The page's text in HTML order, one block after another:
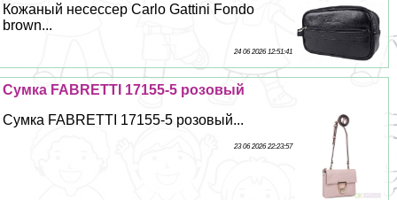
Кожаный несессер Carlo Gattini Fondo
brown...
24 06 2026 12:51:41
Сумка FABRETTI 17155-5 розовый
Сумка FABRETTI 17155-5 розовый...
23 06 2026 22:23:57